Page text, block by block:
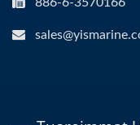
886-6-3570166